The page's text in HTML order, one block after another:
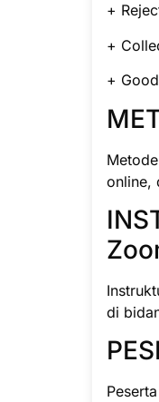
+
+
+
online,
di